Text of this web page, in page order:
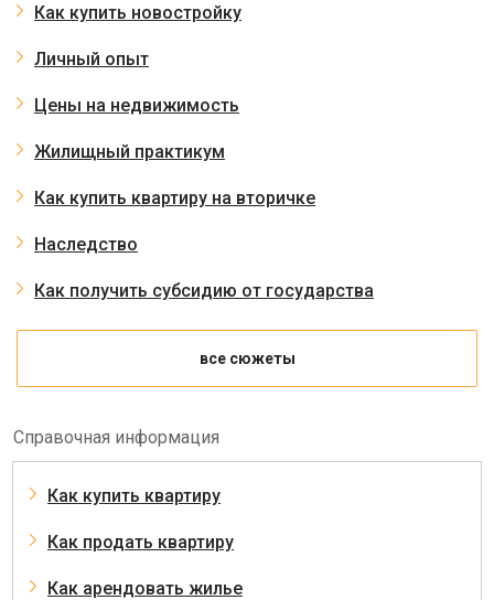
Как купить новостройку
Личный опыт
Цены на недвижимость
Жилищный практикум
Как купить квартиру на вторичке
Наследство
Как получить субсидию от государства
все сюжеты
Справочная информация
Как купить квартиру
Как продать квартиру
Как арендовать жилье